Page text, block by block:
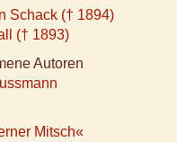
Schack († 1894)
(† 1893)
Autoren
Mitsch«